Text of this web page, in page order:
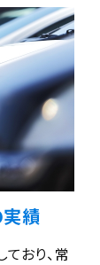
績
おり、常